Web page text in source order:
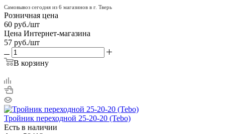
Самовывоз сегодня из 6 магазинов в г. Тверь
Розничная цена
60 руб./шт
Цена Интернет-магазина
57 руб./шт
В корзину
Тройник переходной 25-20-20 (Tebo)
Есть в наличии